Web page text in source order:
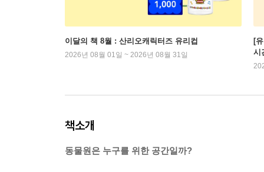
이달의 책 8월 : 산리오캐릭터즈 유리컵
2026년 08월 01일 ~ 2026년 08월 31일
[
시
책소개
동물원은 누구를 위한 공간일까?